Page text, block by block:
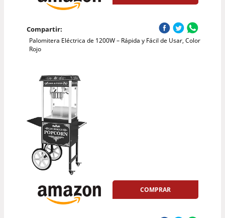
Compartir:
Palomitera Eléctrica de 1200W – Rápida y Fácil de Usar, Color
Rojo
COMPRAR